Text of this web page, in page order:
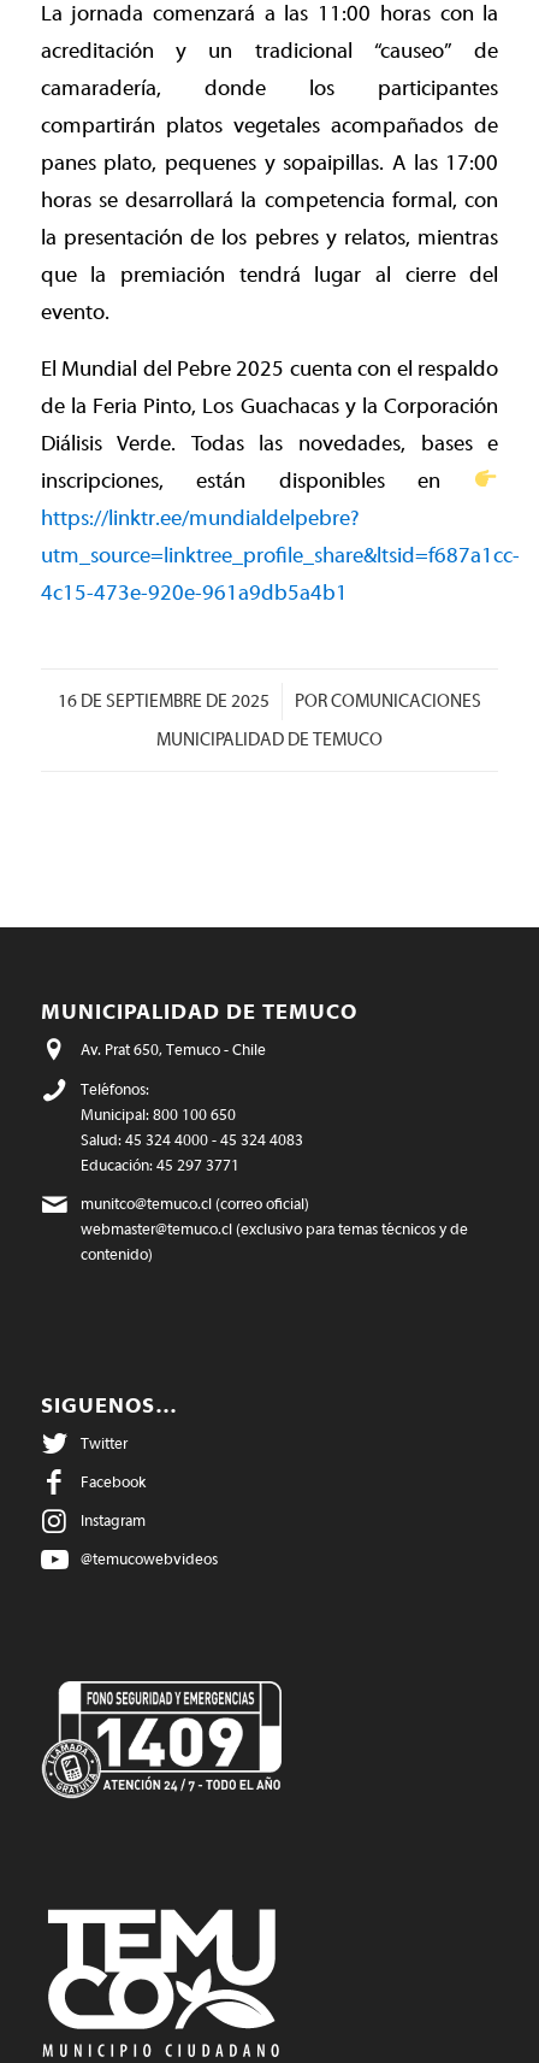
La jornada comenzará a las 11:00 horas con la
acreditación y un tradicional “causeo” de
camaradería, donde los participantes
compartirán platos vegetales acompañados de
panes plato, pequenes y sopaipillas. A las 17:00
horas se desarrollará la competencia formal, con
la presentación de los pebres y relatos, mientras
que la premiación tendrá lugar al cierre del
evento.
El Mundial del Pebre 2025 cuenta con el respaldo
de la Feria Pinto, Los Guachacas y la Corporación
Diálisis Verde. Todas las novedades, bases e
inscripciones, están disponibles en
https://linktr.ee/mundialdelpebre?
utm_source=linktree_profile_share&ltsid=f687a1cc-
4c15-473e-920e-961a9db5a4b1
16 DE SEPTIEMBRE DE 2025
/ PORCOMUNICACIONES
MUNICIPALIDAD DE TEMUCO
MUNICIPALIDAD DE TEMUCO
Av. Prat 650, Temuco - Chile
Teléfonos:
Municipal: 800 100 650
Salud: 45 324 4000 - 45 324 4083
Educación: 45 297 3771
munitco@temuco.cl(correo oficial)
webmaster@temuco.cl(exclusivo para temas técnicos y de
contenido)
SIGUENOS…
Twitter
Facebook
Instagram
@temucowebvideos